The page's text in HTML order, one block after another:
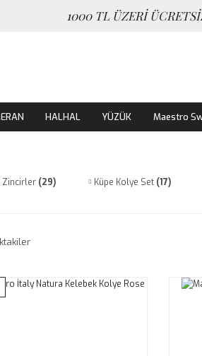
1000 TL ÜZERİ
HALHAL YÜZÜK Maestro
Zincirler (29) Küpe Kolye Set (17)